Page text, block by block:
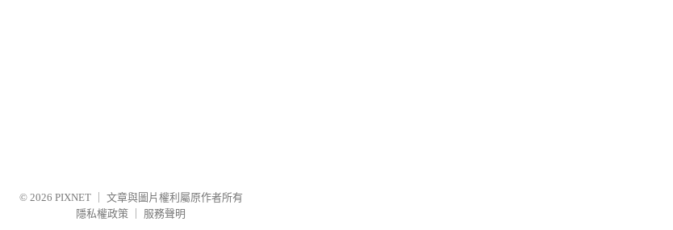
© 2026 PIXNET
文章與圖片權利屬原作者所有
隱私權政策
服務聲明